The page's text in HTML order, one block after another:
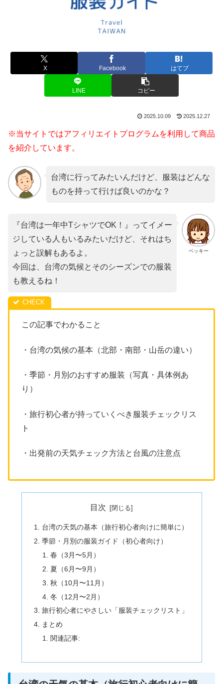
X Facebook はてブ
LINE コピー
2025.10.09 2025.12.27
※当サイトではアフィリエイトプログラムを利用して商品
を紹介しています。
台湾に行ってみたいんだけど、服装はどんな
ものを持って行けば良いのかな？
ベッキー
『台湾は一年中TシャツでOK！』ってイメー
ジしている人もいるみたいだけど、それはち
ょっと誤解もあるよ。
今回は、台湾の気候とそのシーズンでの服装
も教えるね！
この記事でわかること
・台湾の気候の基本（北部・南部・山岳の違い）
・季節・月別のおすすめ服装（写真・具体例あ
り）
・旅行初心者が持っていくべき服装チェックリス
ト
・出発前の天気チェック方法と台風の注意点
目次
台湾の天気の基本（旅行初心者向けに簡単に）
季節・月別の服装ガイド（初心者向け）
春（3月〜5月）
夏（6月〜9月）
秋（10月〜11月）
冬（12月〜2月）
旅行初心者にやさしい「服装チェックリスト」
まとめ
関連記事: